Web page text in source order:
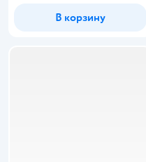
В корзину